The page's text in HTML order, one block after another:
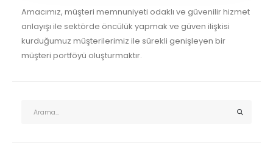
Amacımız, müşteri memnuniyeti odaklı ve güvenilir hizmet
anlayışı ile sektörde öncülük yapmak ve güven ilişkisi
kurduğumuz müşterilerimiz ile sürekli genişleyen bir
müşteri portföyü oluşturmaktır.